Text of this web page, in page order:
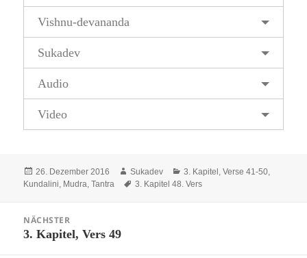
Vishnu-devananda
Sukadev
Audio
Video
Veröffentlicht
am
26. Dezember 2016 Autor
Sukadev Kategorien
3. Kapitel, Verse 41-50,
Kundalini, Mudra, Tantra
Schlagwörter
3. Kapitel 48. Vers
NÄCHSTER
Nächster
3. Kapitel, Vers 49